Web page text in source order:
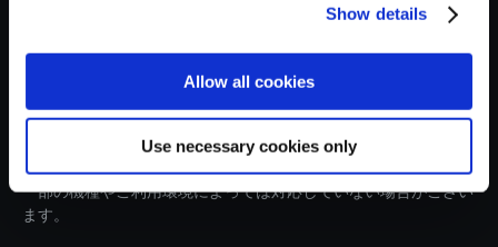
Show details
Allow all cookies
Use necessary cookies only
・楽曲ファイルは、WAVファイル形式でのご提供となります。
※アルバムでご購入された場合のみ、WAVファイル形式での1曲
での【まとめてダウンロード】も可能です。
※お客様のPCやスマートフォンなどで、音楽データが再生可能
な環境かお確かめの上、ご購入頂けますようお願いします。
一部の機種やご利用環境によっては対応していない場合がござい
ます。